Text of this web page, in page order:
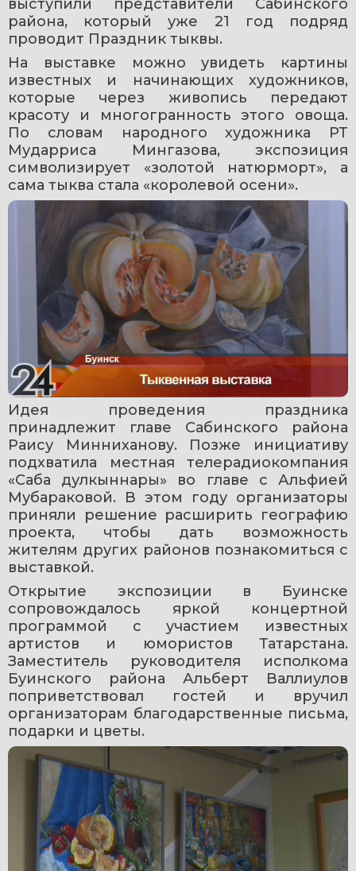
выступили представители Сабинского
района, который уже 21 год подряд
проводит Праздник тыквы.
На выставке можно увидеть картины
известных и начинающих художников,
которые через живопись передают
красоту и многогранность этого овоща.
По словам народного художника РТ
Мударриса Мингазова, экспозиция
символизирует «золотой натюрморт», а
сама тыква стала «королевой осени».
Идея проведения праздника
принадлежит главе Сабинского района
Раису Минниханову. Позже инициативу
подхватила местная телерадиокомпания
«Саба дулкыннары» во главе с Альфией
Мубараковой. В этом году организаторы
приняли решение расширить географию
проекта, чтобы дать возможность
жителям других районов познакомиться с
выставкой.
Открытие экспозиции в Буинске
сопровождалось яркой концертной
программой с участием известных
артистов и юмористов Татарстана.
Заместитель руководителя исполкома
Буинского района Альберт Валлиулов
поприветствовал гостей и вручил
организаторам благодарственные письма,
подарки и цветы.